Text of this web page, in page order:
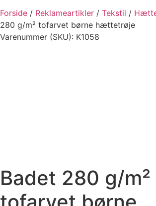
Forside / Reklameartikler / Tekstil /
280 g/m² tofarvet børne hættetrøje
Varenummer (SKU): K1058
Badet 280 g/m²